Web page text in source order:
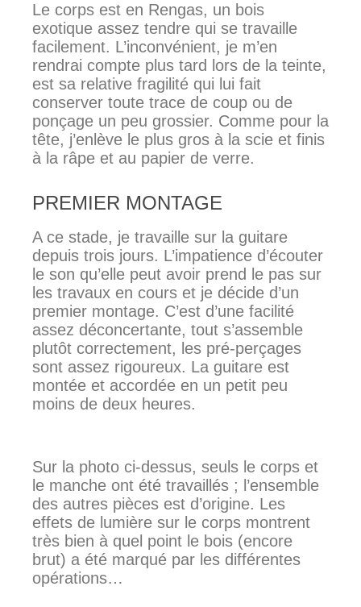
Le corps est en Rengas, un bois
exotique assez tendre qui se travaille
facilement. L’inconvénient, je m’en
rendrai compte plus tard lors de la teinte,
est sa relative fragilité qui lui fait
conserver toute trace de coup ou de
ponçage un peu grossier. Comme pour la
tête, j’enlève le plus gros à la scie et finis
à la râpe et au papier de verre.
PREMIER MONTAGE
A ce stade, je travaille sur la guitare
depuis trois jours. L’impatience d’écouter
le son qu’elle peut avoir prend le pas sur
les travaux en cours et je décide d’un
premier montage. C’est d’une facilité
assez déconcertante, tout s’assemble
plutôt correctement, les pré-perçages
sont assez rigoureux. La guitare est
montée et accordée en un petit peu
moins de deux heures.
Sur la photo ci-dessus, seuls le corps et
le manche ont été travaillés ; l’ensemble
des autres pièces est d’origine. Les
effets de lumière sur le corps montrent
très bien à quel point le bois (encore
brut) a été marqué par les différentes
opérations…